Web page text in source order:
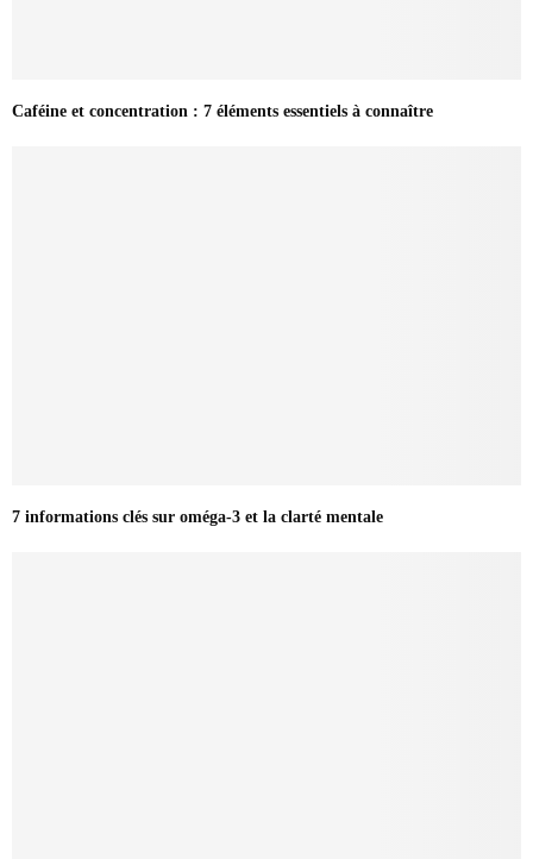
Caféine et concentration : 7 éléments essentiels à connaître
7 informations clés sur oméga-3 et la clarté mentale